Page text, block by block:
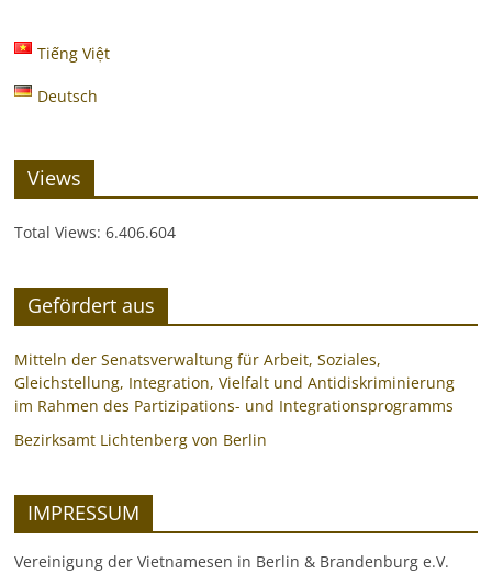
Tiếng Việt
Deutsch
Views
Total Views:6.406.604
Gefördert aus
Mitteln der Senatsverwaltung für Arbeit, Soziales,
Gleichstellung, Integration, Vielfalt und Antidiskriminierung
im Rahmen des Partizipations- und Integrationsprogramms
Bezirksamt Lichtenberg von Berlin
IMPRESSUM
Vereinigung der Vietnamesen in Berlin & Brandenburg e.V.